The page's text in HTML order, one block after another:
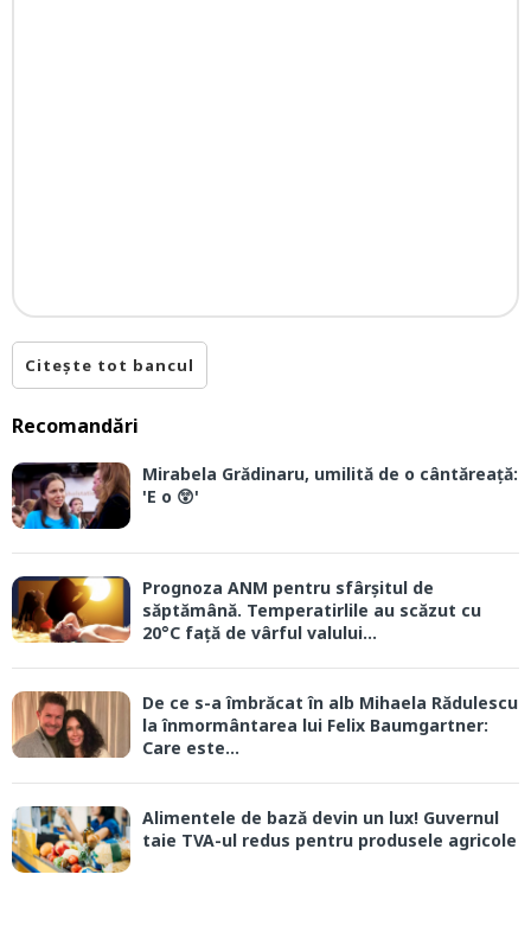
Citește tot bancul
Recomandări
Mirabela Grădinaru, umilită de o cântăreață:
'E o 😲'
Prognoza ANM pentru sfârșitul de
săptămână. Temperatirlile au scăzut cu
20°C față de vârful valului...
De ce s-a îmbrăcat în alb Mihaela Rădulescu
la înmormântarea lui Felix Baumgartner:
Care este...
Alimentele de bază devin un lux! Guvernul
taie TVA-ul redus pentru produsele agricole